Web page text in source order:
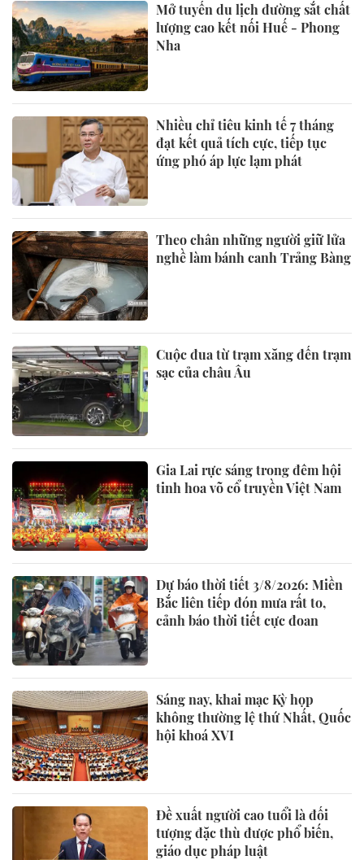
Mở tuyến du lịch đường sắt chất
lượng cao kết nối Huế - Phong
Nha
Nhiều chỉ tiêu kinh tế 7 tháng
đạt kết quả tích cực, tiếp tục
ứng phó áp lực lạm phát
Theo chân những người giữ lửa
nghề làm bánh canh Trảng Bàng
Cuộc đua từ trạm xăng đến trạm
sạc của châu Âu
Gia Lai rực sáng trong đêm hội
tinh hoa võ cổ truyền Việt Nam
Dự báo thời tiết 3/8/2026: Miền
Bắc liên tiếp đón mưa rất to,
cảnh báo thời tiết cực đoan
Sáng nay, khai mạc Kỳ họp
không thường lệ thứ Nhất, Quốc
hội khoá XVI
Đề xuất người cao tuổi là đối
tượng đặc thù được phổ biến,
giáo dục pháp luật